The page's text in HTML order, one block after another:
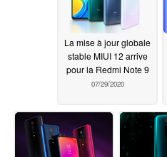
La mise à jour globale
stable MIUI 12 arrive
pour la Redmi Note 9
07/29/2020